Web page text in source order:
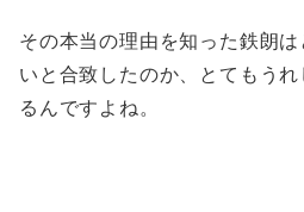
その本当の理由を知った鉄朗
いと合致したのか、とてもう
るんですよね。